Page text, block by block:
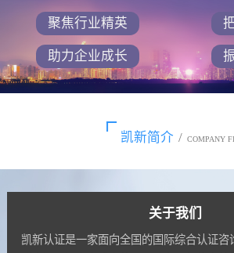
聚焦行业精英
助力企业成长
凯新简介 / COMPANY
关于我们
凯新认证是一家面向全国的国际综合认证咨